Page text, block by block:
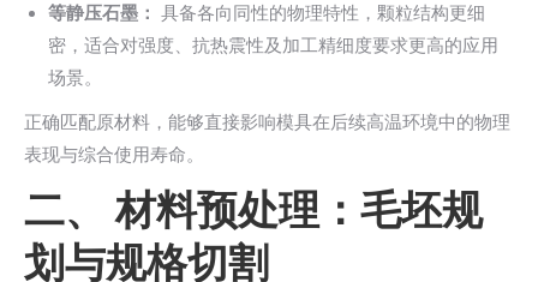
等静压石墨： 具备各向同性的物理特性，颗粒结构更细
密，适合对强度、抗热震性及加工精细度要求更高的应用
场景。
正确匹配原材料，能够直接影响模具在后续高温环境中的物理
表现与综合使用寿命。
二、 材料预处理：毛坯规
划与规格切割